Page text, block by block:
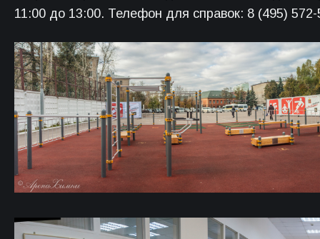
11:00 до 13:00. Телефон для справок: 8 (495) 572-